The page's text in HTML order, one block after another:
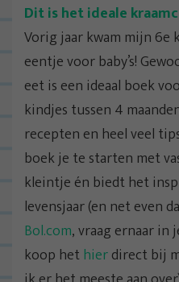
Dit is het ideale
Vorig jaar kwam mijn
eentje voor baby’s!
eet is een ideaal boek
kindjes tussen 4
recepten en heel veel
boek je te starten met
kleintje én biedt het
levensjaar (en net even
Bol.com, vraag ernaar in
koop het hierdirect bij